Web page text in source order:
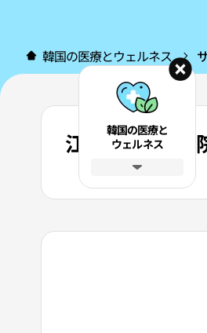
韓国の医療とウェルネス
江南365歯科医
韓国の医療と
ウェルネス